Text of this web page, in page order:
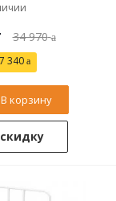
34 970
7 340
В корзину